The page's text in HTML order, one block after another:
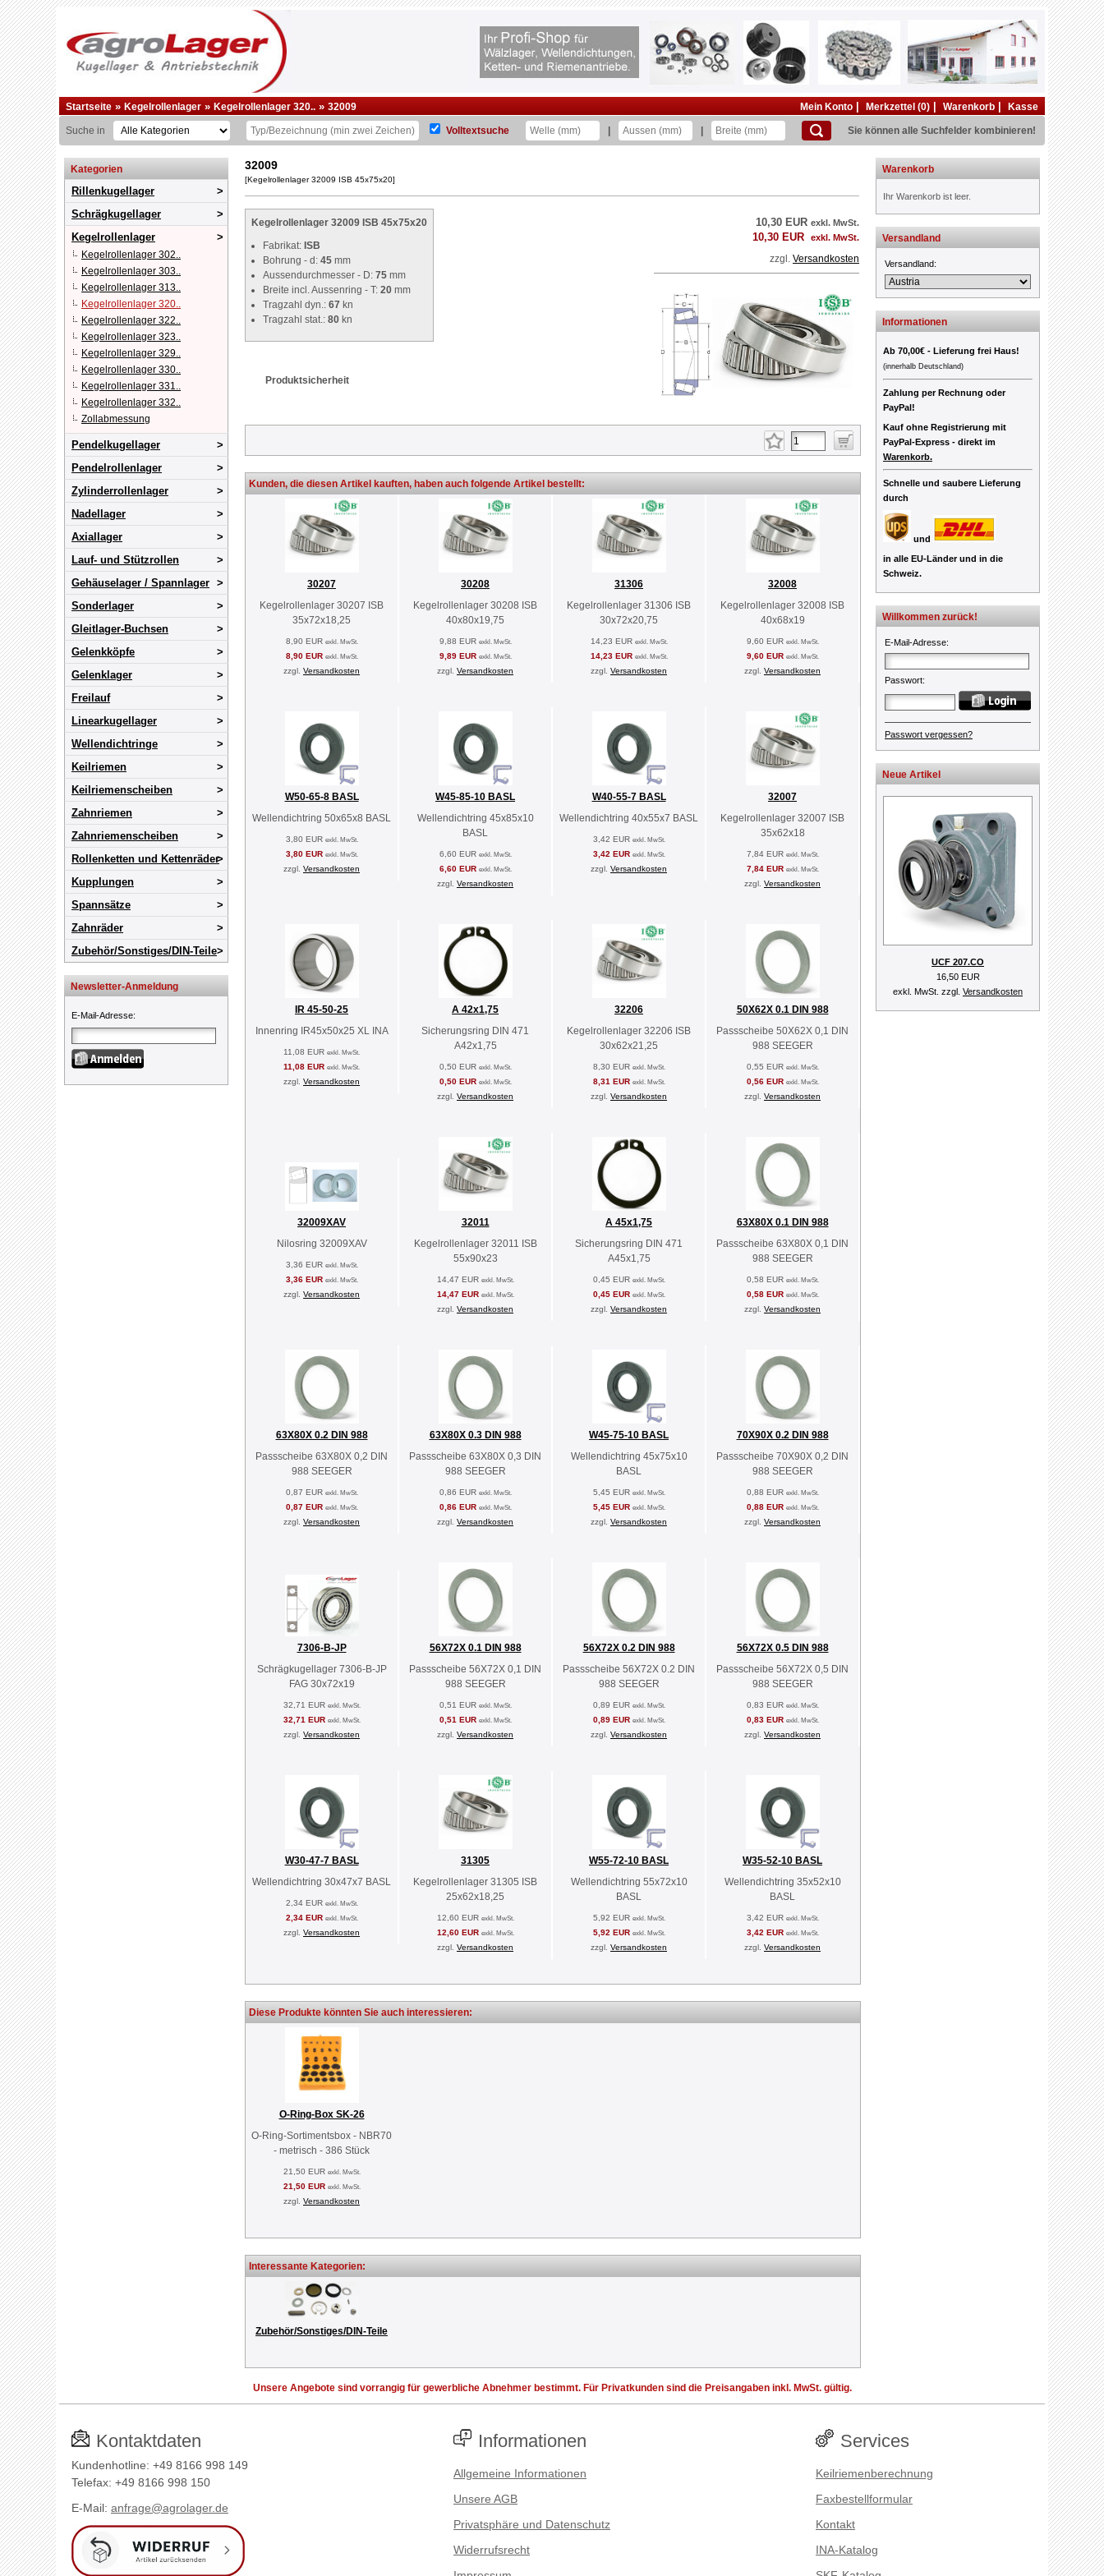
Startseite » Kegelrollenlager » Kegelrollenlager 320.. » 32009 Mein Konto Merkzettel (0) Warenkorb Kasse
Suche in Volltextsuche Sie können alle Suchfelder kombinieren!
Kategorien
Rillenkugellager
Schrägkugellager
Kegelrollenlager
Kegelrollenlager 302..
Kegelrollenlager 303..
Kegelrollenlager 313..
Kegelrollenlager 320..
Kegelrollenlager 322..
Kegelrollenlager 323..
Kegelrollenlager 329..
Kegelrollenlager 330..
Kegelrollenlager 331..
Kegelrollenlager 332..
Zollabmessung
Pendelkugellager
Pendelrollenlager
Zylinderrollenlager
Nadellager
Axiallager
Lauf- und Stützrollen
Gehäuselager / Spannlager
Sonderlager
Gleitlager-Buchsen
Gelenkköpfe
Gelenklager
Freilauf
Linearkugellager
Wellendichtringe
Keilriemen
Keilriemenscheiben
Zahnriemen
Zahnriemenscheiben
Rollenketten und Kettenräder
Kupplungen
Spannsätze
Zahnräder
Zubehör/Sonstiges/DIN-Teile
Newsletter-Anmeldung
E-Mail-Adresse:
32009
[Kegelrollenlager 32009 ISB 45x75x20]
Kegelrollenlager 32009 ISB 45x75x20
Fabrikat: ISB
Bohrung - d: 45 mm
Aussendurchmesser - D: 75 mm
Breite incl. Aussenring - T: 20 mm
Tragzahl dyn.: 67 kn
Tragzahl stat.: 80 kn
Produktsicherheit
10,30 EUR exkl. MwSt.
10,30 EUR exkl. MwSt.
zzgl. Versandkosten
Kunden, die diesen Artikel kauften, haben auch folgende Artikel bestellt:
30207
Kegelrollenlager 30207 ISB
35x72x18,25
8,90 EUR exkl. MwSt.
8,90 EUR exkl. MwSt.
zzgl. Versandkosten
30208
Kegelrollenlager 30208 ISB
40x80x19,75
9,88 EUR exkl. MwSt.
9,89 EUR exkl. MwSt.
zzgl. Versandkosten
31306
Kegelrollenlager 31306 ISB
30x72x20,75
14,23 EUR exkl. MwSt.
14,23 EUR exkl. MwSt.
zzgl. Versandkosten
32008
Kegelrollenlager 32008 ISB
40x68x19
9,60 EUR exkl. MwSt.
9,60 EUR exkl. MwSt.
zzgl. Versandkosten
W50-65-8 BASL
Wellendichtring 50x65x8 BASL
3,80 EUR exkl. MwSt.
3,80 EUR exkl. MwSt.
zzgl. Versandkosten
W45-85-10 BASL
Wellendichtring 45x85x10
BASL
6,60 EUR exkl. MwSt.
6,60 EUR exkl. MwSt.
zzgl. Versandkosten
W40-55-7 BASL
Wellendichtring 40x55x7 BASL
3,42 EUR exkl. MwSt.
3,42 EUR exkl. MwSt.
zzgl. Versandkosten
32007
Kegelrollenlager 32007 ISB
35x62x18
7,84 EUR exkl. MwSt.
7,84 EUR exkl. MwSt.
zzgl. Versandkosten
IR 45-50-25
Innenring IR45x50x25 XL INA
11,08 EUR exkl. MwSt.
11,08 EUR exkl. MwSt.
zzgl. Versandkosten
A 42x1,75
Sicherungsring DIN 471
A42x1,75
0,50 EUR exkl. MwSt.
0,50 EUR exkl. MwSt.
zzgl. Versandkosten
32206
Kegelrollenlager 32206 ISB
30x62x21,25
8,30 EUR exkl. MwSt.
8,31 EUR exkl. MwSt.
zzgl. Versandkosten
50X62X 0.1 DIN 988
Passscheibe 50X62X 0,1 DIN
988 SEEGER
0,55 EUR exkl. MwSt.
0,56 EUR exkl. MwSt.
zzgl. Versandkosten
32009XAV
Nilosring 32009XAV
3,36 EUR exkl. MwSt.
3,36 EUR exkl. MwSt.
zzgl. Versandkosten
32011
Kegelrollenlager 32011 ISB
55x90x23
14,47 EUR exkl. MwSt.
14,47 EUR exkl. MwSt.
zzgl. Versandkosten
A 45x1,75
Sicherungsring DIN 471
A45x1,75
0,45 EUR exkl. MwSt.
0,45 EUR exkl. MwSt.
zzgl. Versandkosten
63X80X 0.1 DIN 988
Passscheibe 63X80X 0,1 DIN
988 SEEGER
0,58 EUR exkl. MwSt.
0,58 EUR exkl. MwSt.
zzgl. Versandkosten
63X80X 0.2 DIN 988
Passscheibe 63X80X 0,2 DIN
988 SEEGER
0,87 EUR exkl. MwSt.
0,87 EUR exkl. MwSt.
zzgl. Versandkosten
63X80X 0.3 DIN 988
Passscheibe 63X80X 0,3 DIN
988 SEEGER
0,86 EUR exkl. MwSt.
0,86 EUR exkl. MwSt.
zzgl. Versandkosten
W45-75-10 BASL
Wellendichtring 45x75x10
BASL
5,45 EUR exkl. MwSt.
5,45 EUR exkl. MwSt.
zzgl. Versandkosten
70X90X 0.2 DIN 988
Passscheibe 70X90X 0,2 DIN
988 SEEGER
0,88 EUR exkl. MwSt.
0,88 EUR exkl. MwSt.
zzgl. Versandkosten
7306-B-JP
Schrägkugellager 7306-B-JP
FAG 30x72x19
32,71 EUR exkl. MwSt.
32,71 EUR exkl. MwSt.
zzgl. Versandkosten
56X72X 0.1 DIN 988
Passscheibe 56X72X 0,1 DIN
988 SEEGER
0,51 EUR exkl. MwSt.
0,51 EUR exkl. MwSt.
zzgl. Versandkosten
56X72X 0.2 DIN 988
Passscheibe 56X72X 0.2 DIN
988 SEEGER
0,89 EUR exkl. MwSt.
0,89 EUR exkl. MwSt.
zzgl. Versandkosten
56X72X 0.5 DIN 988
Passscheibe 56X72X 0,5 DIN
988 SEEGER
0,83 EUR exkl. MwSt.
0,83 EUR exkl. MwSt.
zzgl. Versandkosten
W30-47-7 BASL
Wellendichtring 30x47x7 BASL
2,34 EUR exkl. MwSt.
2,34 EUR exkl. MwSt.
zzgl. Versandkosten
31305
Kegelrollenlager 31305 ISB
25x62x18,25
12,60 EUR exkl. MwSt.
12,60 EUR exkl. MwSt.
zzgl. Versandkosten
W55-72-10 BASL
Wellendichtring 55x72x10
BASL
5,92 EUR exkl. MwSt.
5,92 EUR exkl. MwSt.
zzgl. Versandkosten
W35-52-10 BASL
Wellendichtring 35x52x10
BASL
3,42 EUR exkl. MwSt.
3,42 EUR exkl. MwSt.
zzgl. Versandkosten
Diese Produkte könnten Sie auch interessieren:
O-Ring-Box SK-26
O-Ring-Sortimentsbox - NBR70
- metrisch - 386 Stück
21,50 EUR exkl. MwSt.
21,50 EUR exkl. MwSt.
zzgl. Versandkosten
Interessante Kategorien:
Zubehör/Sonstiges/DIN-Teile
Warenkorb
Ihr Warenkorb ist leer.
Versandland
Versandland:
Informationen
Ab 70,00€ - Lieferung frei Haus!
(innerhalb Deutschland)
Zahlung per Rechnung oder
PayPal!
Kauf ohne Registrierung mit
PayPal-Express - direkt im
Warenkorb.
Schnelle und saubere Lieferung
durch
und
in alle EU-Länder und in die
Schweiz.
Willkommen zurück!
E-Mail-Adresse:
Passwort:
Passwort vergessen?
Neue Artikel
UCF 207.CO
16,50 EUR
exkl. MwSt. zzgl. Versandkosten
Unsere Angebote sind vorrangig für gewerbliche Abnehmer bestimmt. Für Privatkunden sind die Preisangaben inkl. MwSt. gültig.
Kontaktdaten
Kundenhotline: +49 8166 998 149
Telefax: +49 8166 998 150
E-Mail: anfrage@agrolager.de
Informationen
Allgemeine Informationen
Unsere AGB
Privatsphäre und Datenschutz
Widerrufsrecht
Services
Keilriemenberechnung
Faxbestellformular
Kontakt
INA-Katalog